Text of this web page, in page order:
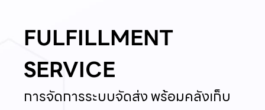
FULFILLMENT
SERVICE
การจัดการระบบจัดส่ง พร้อมคลังเก็บ